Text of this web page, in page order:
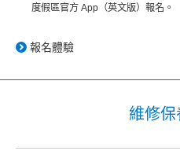
度假區官方 App（英文版）報名。
報名體驗
維修保